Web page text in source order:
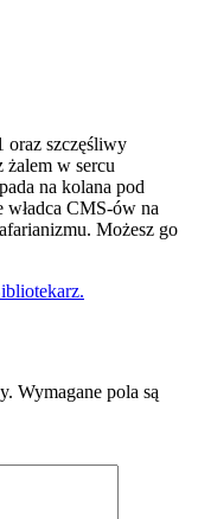
szczęśliwy
żalem w sercu
na kolana pod
CMS-ów na
Możesz go
Wymagane pola są